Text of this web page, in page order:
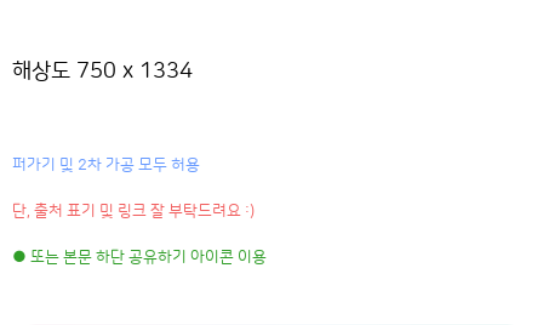
해상도 750 x 1334
퍼가기 및 2차 가공 모두 허용
단, 출처 표기 및 링크 잘 부탁드려요 :)
● 또는 본문 하단 공유하기 아이콘 이용